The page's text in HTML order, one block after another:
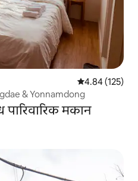
औसत रेटिंग 5 में से
4.84 (125)
& Yonnamdong
मकान